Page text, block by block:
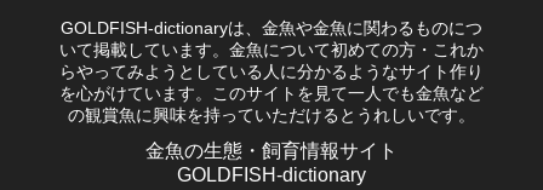
GOLDFISH-dictionaryは、金魚や金魚に関わるものにつ
いて掲載しています。金魚について初めての方・これか
らやってみようとしている人に分かるようなサイト作り
を心がけています。このサイトを見て一人でも金魚など
の観賞魚に興味を持っていただけるとうれしいです。
金魚の生態・飼育情報サイト
GOLDFISH-dictionary